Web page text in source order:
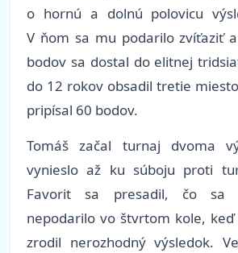
o hornú a dolnú polovicu
V ňom sa mu podarilo zvíťaziť
bodov sa dostal do elitnej
do 12 rokov obsadil tretie
pripísal 60 bodov.
Tomáš začal turnaj dvoma
vynieslo až ku súboju proti
Favorit sa presadil, čo sa
nepodarilo vo štvrtom kole,
zrodil nerozhodný výsledok.